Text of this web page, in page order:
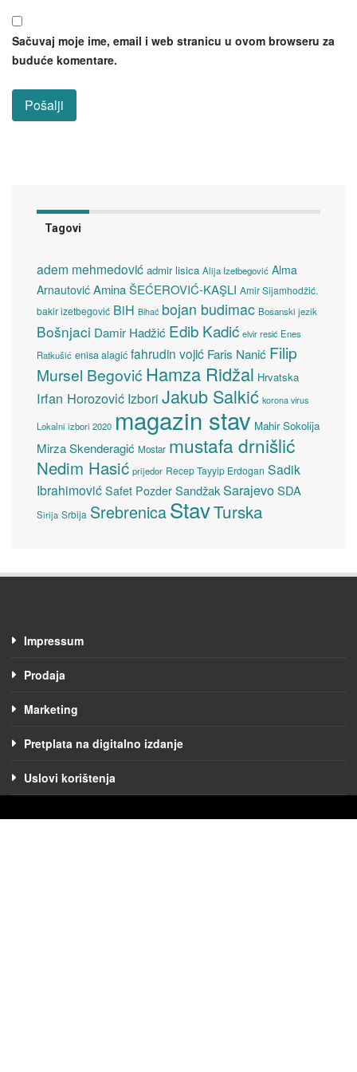
Sačuvaj moje ime, email i web stranicu u ovom browseru za
buduće komentare.
Tagovi
adem mehmedović admir lisica Alija Izetbegović Alma
Arnautović Amina ŠEĆEROVIĆ-KAŞLI Amir Sijamhodžić.
bakir izetbegović BiH Bihać bojan budimac Bosanski jezik
Bošnjaci Damir Hadžić Edib Kadić elvir resić Enes
Ratkušić enisa alagić fahrudin vojić Faris Nanić Filip
Mursel Begović Hamza Ridžal Hrvatska
Irfan Horozović Izbori Jakub Salkić korona virus
Lokalni izbori 2020 magazin stav Mahir Sokolija
Mirza Skenderagić Mostar mustafa drnišlić
Nedim Hasić prijedor Recep Tayyip Erdogan Sadik
Ibrahimović Safet Pozder SandžakSarajevoSDA
Sirija Srbija SrebrenicaStavTurska
Impressum
Prodaja
Marketing
Pretplata na digitalno izdanje
Uslovi korištenja